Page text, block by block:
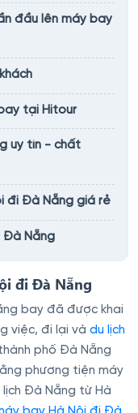
đầu lên máy bay
tại Hitour
uy tín - chất
đi Đà Nẵng giá rẻ
Đà Nẵng
đi Đà Nẵng
bay đã được khai
việc, đi lại và du lịch
phố Đà Nẵng
phương tiện máy
lịch Đà Nẵng từ Hà